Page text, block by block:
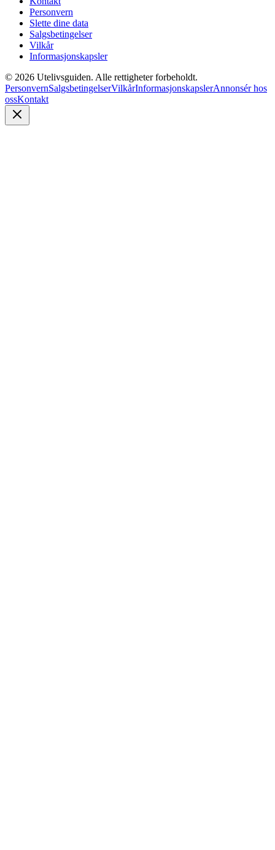
Personvern
Slette dine data
Salgsbetingelser
Vilkår
Informasjonskapsler
© 2026 Utelivsguiden. Alle rettigheter forbeholdt.
PersonvernSalgsbetingelserVilkårInformasjonskapslerAnnonsér hos
ossKontakt